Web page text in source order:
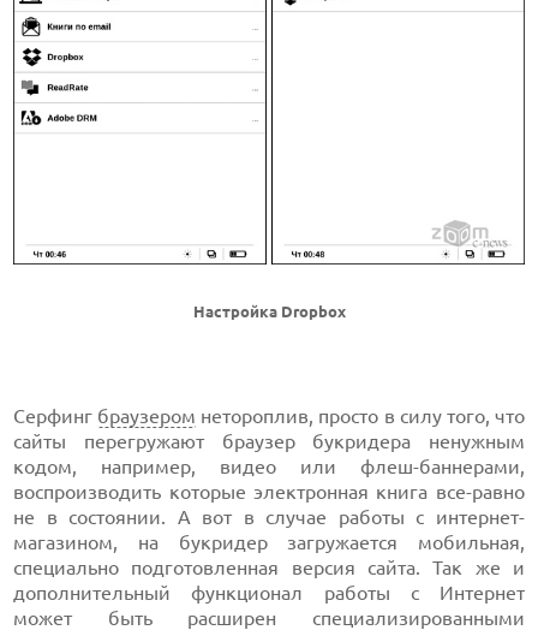
Настройка Dropbox
Серфинг браузером нетороплив, просто в силу того, что
сайты перегружают браузер букридера ненужным
кодом, например, видео или флеш-баннерами,
воспроизводить которые электронная книга все-равно
не в состоянии. А вот в случае работы с интернет-
магазином, на букридер загружается мобильная,
специально подготовленная версия сайта. Так же и
дополнительный функционал работы с Интернет
может быть расширен специализированными